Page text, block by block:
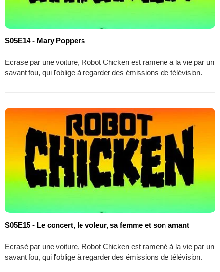
S05E14 - Mary Poppers
Ecrasé par une voiture, Robot Chicken est ramené à la vie par un
savant fou, qui l'oblige à regarder des émissions de télévision.
S05E15 - Le concert, le voleur, sa femme et son amant
Ecrasé par une voiture, Robot Chicken est ramené à la vie par un
savant fou, qui l'oblige à regarder des émissions de télévision.